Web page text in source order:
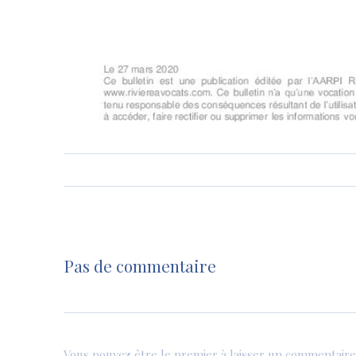
Pas de commentaire